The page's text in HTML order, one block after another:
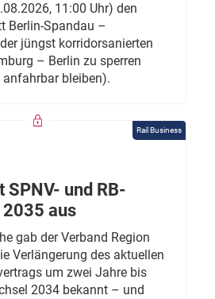
11:00 Uhr) den
Berlin-Spandau –
jüngst korridorsanierten
– Berlin zu sperren
bleiben).
Rail Business
SPNV- und RB-
aus
gab der Verband Region
Verlängerung des aktuellen
um zwei Jahre bis
2034 bekannt – und